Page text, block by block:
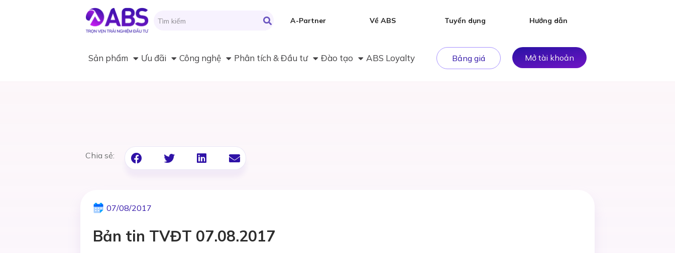
A-Partner Về ABS Tuyển dụng Hướng dẫn
Sản phẩm Ưu đãi Công nghệ Phân tích & Đầu tư Đào tạo ABS Loyalty Bảng giá Mở tài khoản
Chia sẻ:
07/08/2017
Bản tin TVĐT 07.08.2017